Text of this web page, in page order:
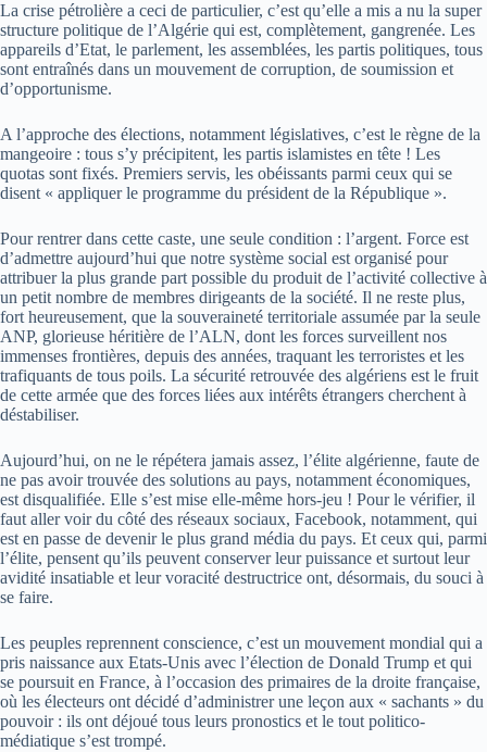
La crise pétrolière a ceci de particulier, c’est qu’elle a mis a nu la super
structure politique de l’Algérie qui est, complètement, gangrenée. Les
appareils d’Etat, le parlement, les assemblées, les partis politiques, tous
sont entraînés dans un mouvement de corruption, de soumission et
d’opportunisme.
A l’approche des élections, notamment législatives, c’est le règne de la
mangeoire : tous s’y précipitent, les partis islamistes en tête ! Les
quotas sont fixés. Premiers servis, les obéissants parmi ceux qui se
disent « appliquer le programme du président de la République ».
Pour rentrer dans cette caste, une seule condition : l’argent. Force est
d’admettre aujourd’hui que notre système social est organisé pour
attribuer la plus grande part possible du produit de l’activité collective à
un petit nombre de membres dirigeants de la société. Il ne reste plus,
fort heureusement, que la souveraineté territoriale assumée par la seule
ANP, glorieuse héritière de l’ALN, dont les forces surveillent nos
immenses frontières, depuis des années, traquant les terroristes et les
trafiquants de tous poils. La sécurité retrouvée des algériens est le fruit
de cette armée que des forces liées aux intérêts étrangers cherchent à
déstabiliser.
Aujourd’hui, on ne le répétera jamais assez, l’élite algérienne, faute de
ne pas avoir trouvée des solutions au pays, notamment économiques,
est disqualifiée. Elle s’est mise elle-même hors-jeu ! Pour le vérifier, il
faut aller voir du côté des réseaux sociaux, Facebook, notamment, qui
est en passe de devenir le plus grand média du pays. Et ceux qui, parmi
l’élite, pensent qu’ils peuvent conserver leur puissance et surtout leur
avidité insatiable et leur voracité destructrice ont, désormais, du souci à
se faire.
Les peuples reprennent conscience, c’est un mouvement mondial qui a
pris naissance aux Etats-Unis avec l’élection de Donald Trump et qui
se poursuit en France, à l’occasion des primaires de la droite française,
où les électeurs ont décidé d’administrer une leçon aux « sachants » du
pouvoir : ils ont déjoué tous leurs pronostics et le tout politico-
médiatique s’est trompé.